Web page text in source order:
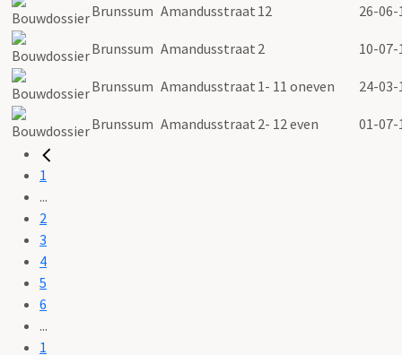
Brunssum Amandusstraat 12 26-06-
Brunssum Amandusstraat 2 10-07-
Brunssum Amandusstraat 1- 11 oneven 24-03-
Brunssum Amandusstraat 2- 12 even 01-07-
1
...
2
3
4
5
6
...
1